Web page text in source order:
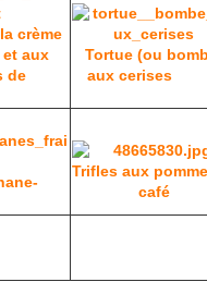
crème
aux
de
Tortue (ou
aux cerises
Trifles aux
café